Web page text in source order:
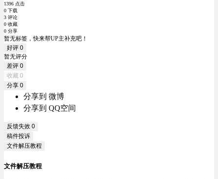
1396 点击
0 下载
3 评论
0 收藏
0 分享
暂无标签，快来帮UP主补充吧！
好评 0
暂无评分
差评 0
收藏 0
分享 0
分享到 微博
分享到 QQ空间
反馈失效 0
稿件投诉
文件解压教程
文件解压教程